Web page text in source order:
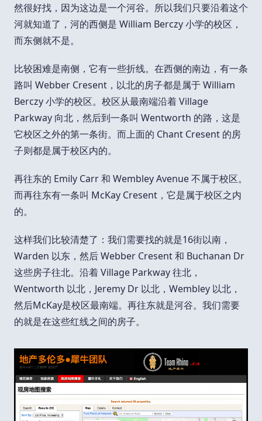
然很好找，因为这边是一个河谷。所以我们只要沿着这个
河就知道了，河的西侧是 William Berczy 小学的校区，
而东侧就不是。
比较困难是南侧，它有一些折线。在西侧的南边，有一条
路叫 Webber Cresent，以北的房子都是属于 William
Berczy 小学的校区。校区从最南端沿着 Village
Parkway 向北，然后到一条叫 Wentworth 的路，这是
它校区之外的第一条街。而上面的 Chant Cresent 的房
子则都是属于校区内的。
再往东的 Emily Carr 和 Wembley Avenue 不属于校区。
而再往东有一条叫 McKay Cresent，它是属于校区之内
的。
这样我们比较清楚了：我们需要找的就是16街以南，
Warden 以东，然后 Webber Cresent 和 Buchanan Dr
这些房子往北。沿着 Village Parkway 往北，
Wentworth 以北，Jeremy Dr 以北，Wembley 以北，
然后McKay是校区最南端。再往东就是河谷。我们需要
的就是在这些红线之间的房子。